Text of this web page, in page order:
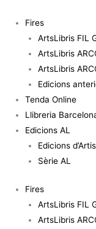
contingut
Fires
ArtsLibris FIL
ArtsLibris
ArtsLibris
Edicions
Tenda Online
Llibreria
Edicions AL
Edicions
Sèrie AL
Fires
ArtsLibris FIL
ArtsLibris
Espinosa
Manuel
Espinosa